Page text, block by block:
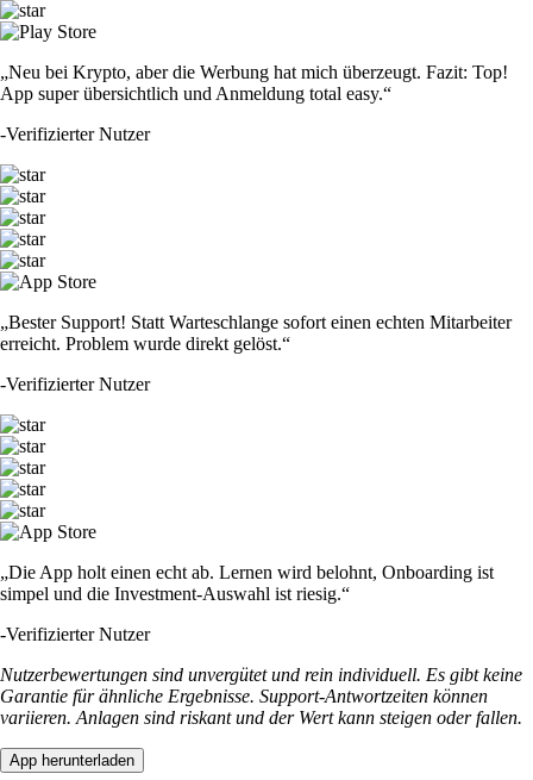
„Neu bei Krypto, aber die Werbung hat mich überzeugt. Fazit: Top!
App super übersichtlich und Anmeldung total easy.“
-Verifizierter Nutzer
„Bester Support! Statt Warteschlange sofort einen echten Mitarbeiter
erreicht. Problem wurde direkt gelöst.“
-Verifizierter Nutzer
„Die App holt einen echt ab. Lernen wird belohnt, Onboarding ist
simpel und die Investment-Auswahl ist riesig.“
-Verifizierter Nutzer
Nutzerbewertungen sind unvergütet und rein individuell. Es gibt keine
Garantie für ähnliche Ergebnisse. Support-Antwortzeiten können
variieren. Anlagen sind riskant und der Wert kann steigen oder fallen.
App herunterladen